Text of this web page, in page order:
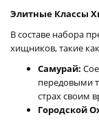
Элитные Классы
В составе набора
хищников, такие
Самурай:
передовыми
страх своим
Городской